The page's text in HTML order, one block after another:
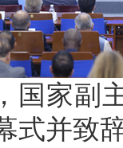
国家副
式并致